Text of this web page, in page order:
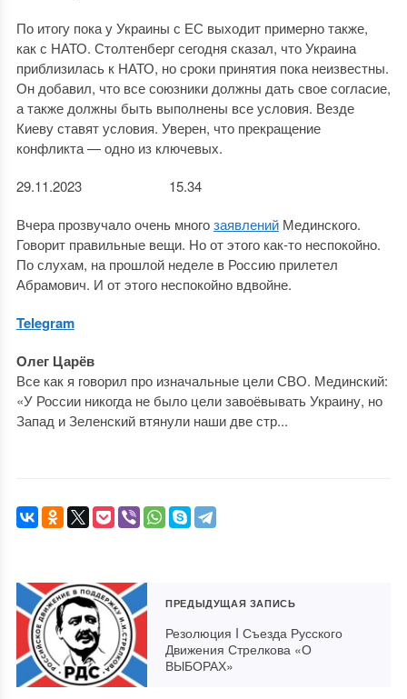
По итогу пока у Украины с ЕС выходит примерно также,
как с НАТО. Столтенберг сегодня сказал, что Украина
приблизилась к НАТО, но сроки принятия пока неизвестны.
Он добавил, что все союзники должны дать свое согласие,
а также должны быть выполнены все условия. Везде
Киеву ставят условия. Уверен, что прекращение
конфликта — одно из ключевых.
29.11.2023 15.34
Вчера прозвучало очень многозаявленийМединского.
Говорит правильные вещи. Но от этого как-то неспокойно.
По слухам, на прошлой неделе в Россию прилетел
Абрамович. И от этого неспокойно вдвойне.
Telegram
Олег Царёв
Все как я говорил про изначальные цели СВО. Мединский:
«У России никогда не было цели завоёвывать Украину, но
Запад и Зеленский втянули наши две стр...
ПРЕДЫДУЩАЯ ЗАПИСЬ
Резолюция I Съезда Русского
Движения Стрелкова «О
ВЫБОРАХ»